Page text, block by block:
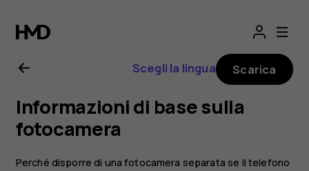
Manuale
d’uso
del
Nokia
Scegli la lingua Scarica
Informazioni di base sulla
fotocamera
Perché disporre di una fotocamera separata se il telefono